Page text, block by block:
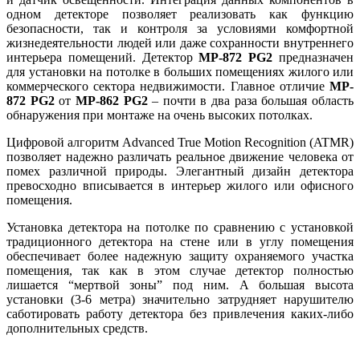
одном детекторе позволяет реализовать как функцию
безопасности, так и контроля за условиями комфортной
жизнедеятельности людей или даже сохранности внутреннего
интерьера помещений. ДетекторMP-872 PG2предназначен
для установки на потолке в больших помещениях жилого или
коммерческого сектора недвижимости. Главное отличие MP-
872 PG2от MP-862 PG2– почти в два раза большая область
обнаружения при монтаже на очень высоких потолках.
Цифровой алгоритм Advanced True Motion Recognition (ATMR)
позволяет надежно различать реальное движение человека от
помех различной природы. Элегантный дизайн детектора
превосходно вписывается в интерьер жилого или офисного
помещения.
Установка детектора на потолке по сравнению с установкой
традиционного детектора на стене или в углу помещения
обеспечивает более надежную защиту охраняемого участка
помещения, так как в этом случае детектор полностью
лишается “мертвой зоны” под ним. А большая высота
установки (3-6 метра) значительно затрудняет нарушителю
саботировать работу детектора без привлечения каких-либо
дополнительных средств.